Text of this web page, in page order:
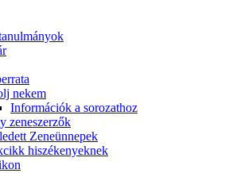
nekem
Információk a sorozathoz
zeneszerzők
Zeneünnepek
hiszékenyeknek